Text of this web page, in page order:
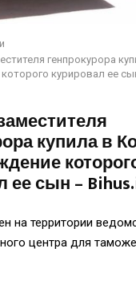
генпрокурора
курировал ее
купила в
ее сын –
на территории
центра для